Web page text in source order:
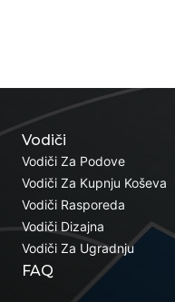
Vodiči
Vodiči Za Podove
Vodiči Za Kupnju Koševa
Vodiči Rasporeda
Vodiči Dizajna
Vodiči Za Ugradnju
FAQ